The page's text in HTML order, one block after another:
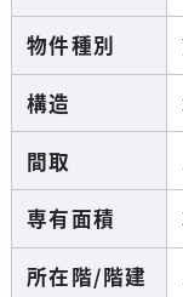
物件種別
構造
間取
専有面積
所在階/階建